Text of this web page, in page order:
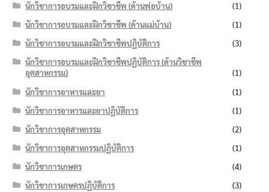
นักวิชาการอบรมและฝึกวิชาชีพ (ด้านพ่อบ้าน)
(1)
นักวิชาการอบรมและฝึกวิชาชีพ (ด้านแม่บ้าน)
(1)
นักวิชาการอบรมและฝึกวิชาชีพปฏิบัติการ
(3)
นักวิชาการอบรมและฝึกวิชาชีพปฏิบัติการ (ด้านวิชาชีพ
อุตสาหกรรม)
(1)
นักวิชาการอาหารและยา
(1)
นักวิชาการอาหารและยาปฏิบัติการ
(1)
นักวิชาการอุตสาหกรรม
(2)
นักวิชาการอุตสาหกรรมปฏิบัติการ
(1)
นักวิชาการเกษตร
(4)
นักวิชาการเกษตรปฏิบัติการ
(3)